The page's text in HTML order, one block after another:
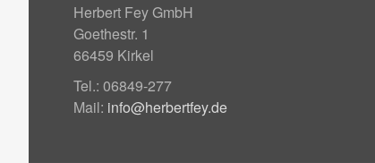
Herbert Fey GmbH
Goethestr. 1
66459 Kirkel
Tel.: 06849-277
Mail: info@herbertfey.de